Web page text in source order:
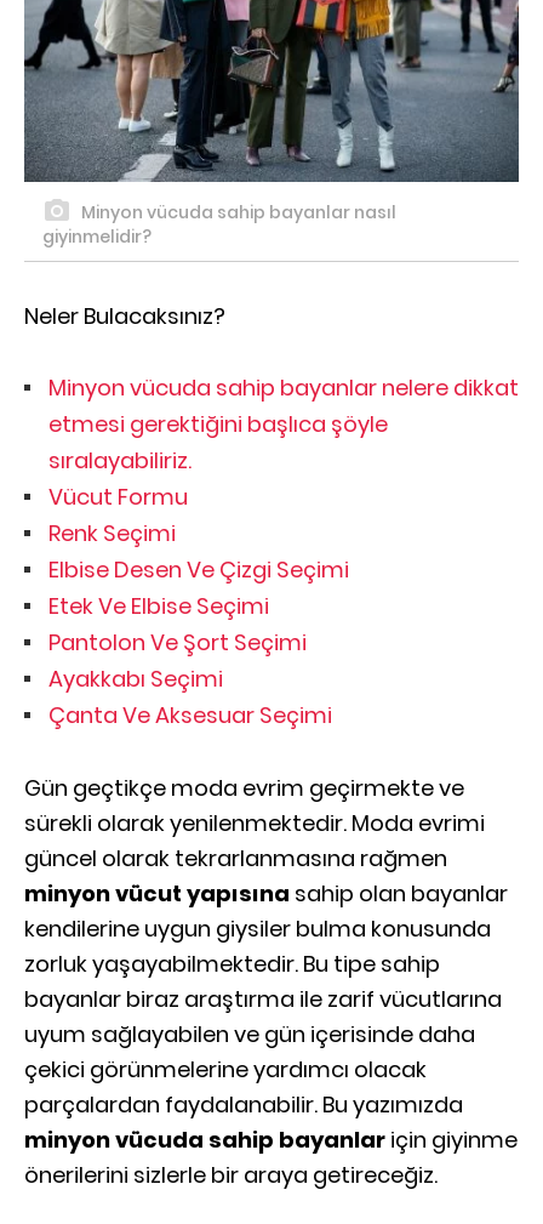
Minyon vücuda sahip bayanlar nasıl
giyinmelidir?
Neler Bulacaksınız?
Minyon vücuda sahip bayanlar nelere dikkat
etmesi gerektiğini başlıca şöyle
sıralayabiliriz.
Vücut Formu
Renk Seçimi
Elbise Desen Ve Çizgi Seçimi
Etek Ve Elbise Seçimi
Pantolon Ve Şort Seçimi
Ayakkabı Seçimi
Çanta Ve Aksesuar Seçimi
Gün geçtikçe moda evrim geçirmekte ve
sürekli olarak yenilenmektedir. Moda evrimi
güncel olarak tekrarlanmasına rağmen
minyon vücut yapısına sahip olan bayanlar
kendilerine uygun giysiler bulma konusunda
zorluk yaşayabilmektedir. Bu tipe sahip
bayanlar biraz araştırma ile zarif vücutlarına
uyum sağlayabilen ve gün içerisinde daha
çekici görünmelerine yardımcı olacak
parçalardan faydalanabilir. Bu yazımızda
minyon vücuda sahip bayanlar için giyinme
önerilerini sizlerle bir araya getireceğiz.